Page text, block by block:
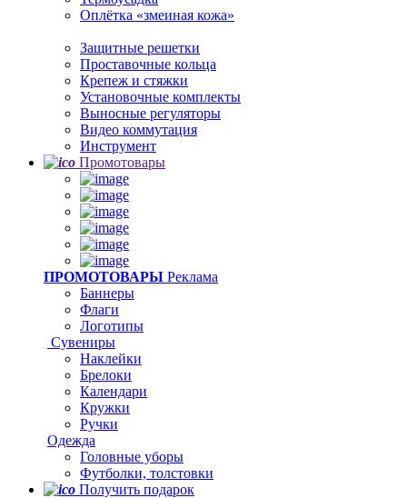
Оплётка «змеиная кожа»
Защитные решетки
Проставочные кольца
Крепеж и стяжки
Установочные комплекты
Выносные регуляторы
Видео коммутация
Инструмент
Промотовары
ПРОМОТОВАРЫ Реклама
Баннеры
Флаги
Логотипы
Сувениры
Наклейки
Брелоки
Календари
Кружки
Ручки
Одежда
Головные уборы
Футболки, толстовки
Получить подарок